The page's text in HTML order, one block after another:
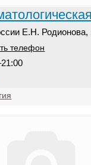
Е.Н. Родионова,
телефон